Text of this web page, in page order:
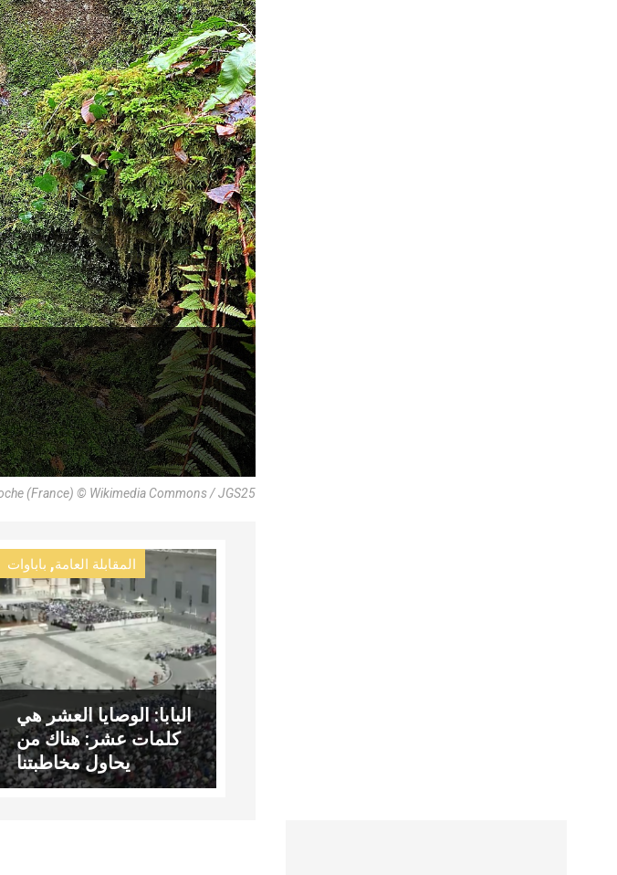
(France) © Wikimedia Commons / JGS25
المقابلة العامة, باباوات
البابا: الوصايا العشر هي
كلمات عشر: هناك من
يحاول مخاطبتنا